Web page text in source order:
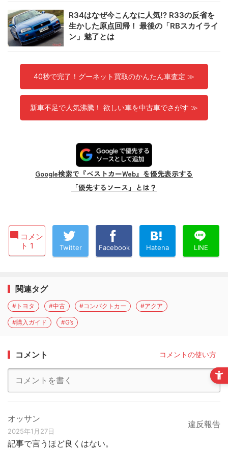
R34はなぜ今こんなに人気!? R33の反省を
生かした原点回帰！ 最後の「RBスカイライ
ン」魅了とは
40秒で完了！グーネット買取のかんたん車査定 ≫
新車不足で人気沸騰！ 欲しい車を中古車でさがす ≫
Google検索で『ベストカーWeb』を優先表示する
「優先するソース」とは？
コメン
ト 1
Twitter Facebook Hatena LINE
関連タグ
#トヨタ #中古 #コンパクトカー #アクア
#購入ガイド #G’s
コメント コメントの使い方
オッサン
2025年1月27日
違反報告
記事で言うほど良くはない。